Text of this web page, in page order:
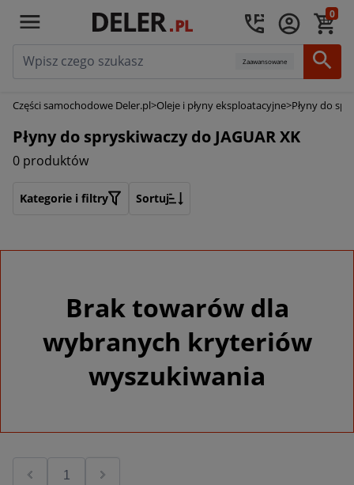
0
Zaawansowane
Części samochodowe Deler.pl>Oleje i płyny eksploatacyjne>Płyny do
Płyny do spryskiwaczy do JAGUAR XK
0 produktów
Kategorie i filtry Sortuj
Brak towarów dla
wybranych kryteriów
wyszukiwania